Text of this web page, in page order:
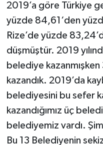
2019’a göre Türkiye
yüzde 84,61‘den
Rize’de yüzde
düşmüştür. 2019
belediye
kazandık. 2019’da
belediyesini bu sefer
kazandığımız üç
belediyemiz vardı.
Bu 13 Belediyenin